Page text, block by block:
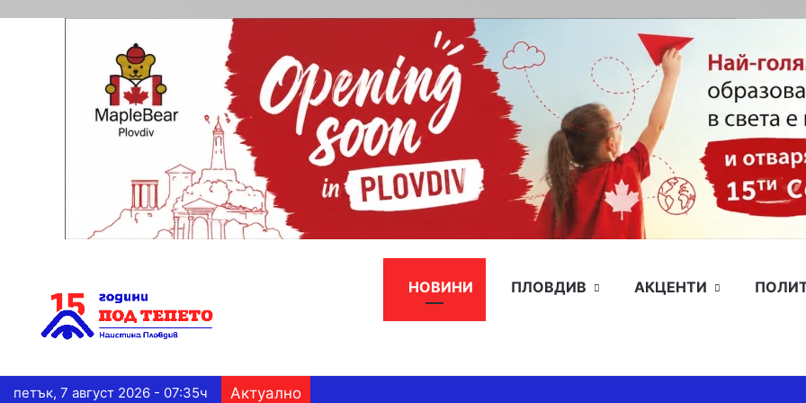
НОВИНИ ПЛОВДИВ АКЦЕНТИ
петък, 7 август 2026 - 07:35ч
Актуално